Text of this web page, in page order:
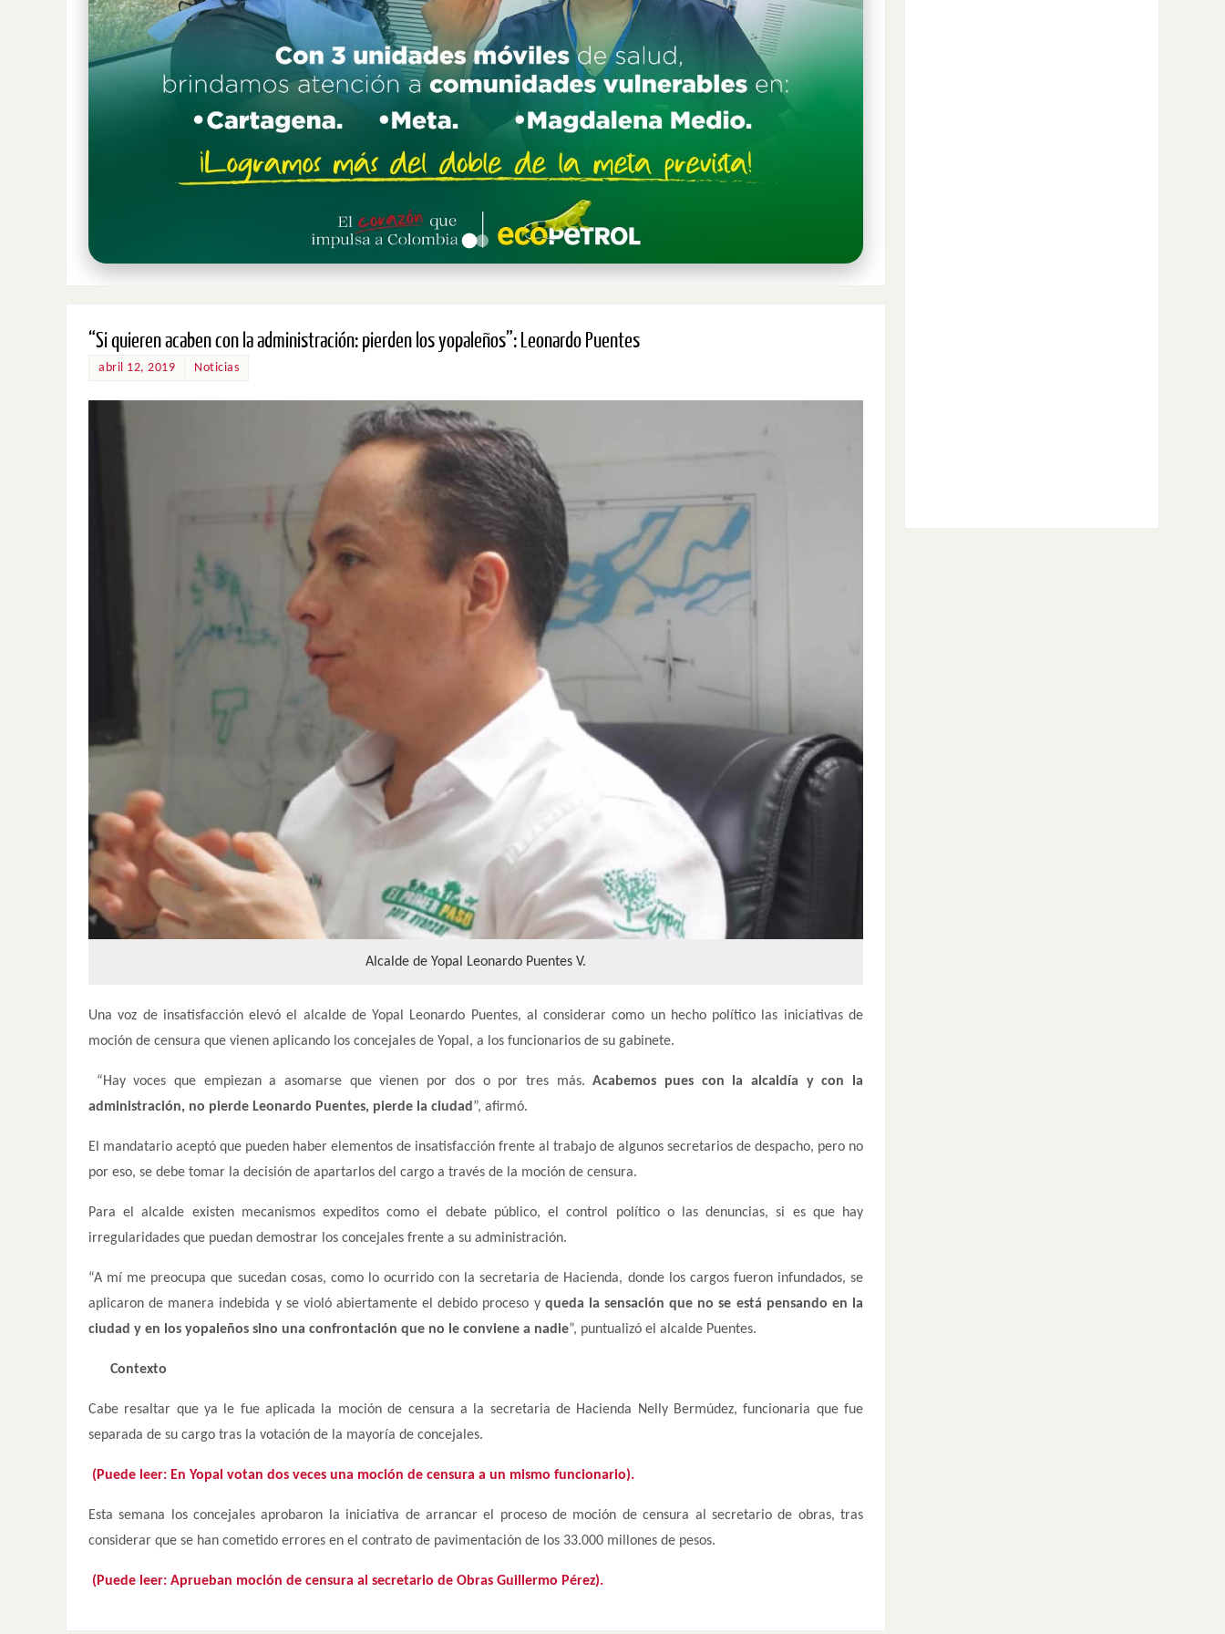
“Si quieren acaben con la administración: pierden los yopaleños”: Leonardo Puentes
abril 12, 2019 Noticias
Alcalde de Yopal Leonardo Puentes V.
Una voz de insatisfacción elevó el alcalde de Yopal Leonardo Puentes, al considerar como un hecho político las iniciativas de
moción de censura que vienen aplicando los concejales de Yopal, a los funcionarios de su gabinete.
“Hay voces que empiezan a asomarse que vienen por dos o por tres más.Acabemos pues con la alcaldía y con la
administración, no pierde Leonardo Puentes, pierde la ciudad ”, afirmó.
El mandatario aceptó que pueden haber elementos de insatisfacción frente al trabajo de algunos secretarios de despacho, pero no
por eso, se debe tomar la decisión de apartarlos del cargo a través de la moción de censura.
Para el alcalde existen mecanismos expeditos como el debate público, el control político o las denuncias, si es que hay
irregularidades que puedan demostrar los concejales frente a su administración.
“A mí me preocupa que sucedan cosas, como lo ocurrido con la secretaria de Hacienda, donde los cargos fueron infundados, se
aplicaron de manera indebida y se violó abiertamente el debido proceso y queda la sensación que no se está pensando en la
ciudad y en los yopaleños sino una confrontación que no le conviene a nadie”, puntualizó el alcalde Puentes.
Contexto
Cabe resaltar que ya le fue aplicada la moción de censura a la secretaria de Hacienda Nelly Bermúdez, funcionaria que fue
separada de su cargo tras la votación de la mayoría de concejales.
(Puede leer: En Yopal votan dos veces una moción de censura a un mismo funcionario).
Esta semana los concejales aprobaron la iniciativa de arrancar el proceso de moción de censura al secretario de obras, tras
considerar que se han cometido errores en el contrato de pavimentación de los 33.000 millones de pesos.
(Puede leer: Aprueban moción de censura al secretario de Obras Guillermo Pérez).